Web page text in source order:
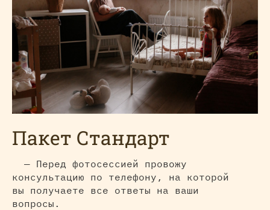
Пакет Стандарт
— Перед фотосессией провожу
консультацию по телефону, на которой
вы получаете все ответы на ваши
вопросы.